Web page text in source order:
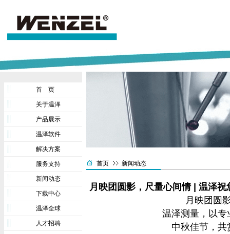
首 页
关于温泽
产品展示
温泽软件
解决方案
服务支持
新闻动态
下载中心
温泽全球
人才招聘
首页 新闻动态
月映团圆影，尺量心间情 | 温泽
月映团圆
温泽测量，以
中秋佳节，